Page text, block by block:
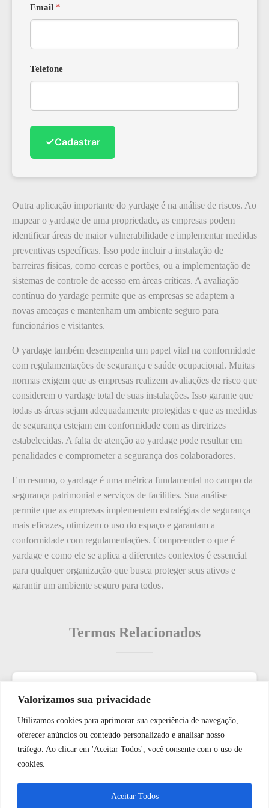
Valorizamos sua privacidade
Utilizamos cookies para aprimorar sua experiência de navegação,
oferecer anúncios ou conteúdo personalizado e analisar nosso
tráfego. Ao clicar em 'Aceitar Todos', você consente com o uso de
cookies.
Aceitar Todos
Email *
Telefone
✓Cadastrar
Outra aplicação importante do yardage é na análise de riscos. Ao
mapear o yardage de uma propriedade, as empresas podem
identificar áreas de maior vulnerabilidade e implementar medidas
preventivas específicas. Isso pode incluir a instalação de
barreiras físicas, como cercas e portões, ou a implementação de
sistemas de controle de acesso em áreas críticas. A avaliação
contínua do yardage permite que as empresas se adaptem a
novas ameaças e mantenham um ambiente seguro para
funcionários e visitantes.
O yardage também desempenha um papel vital na conformidade
com regulamentações de segurança e saúde ocupacional. Muitas
normas exigem que as empresas realizem avaliações de risco que
considerem o yardage total de suas instalações. Isso garante que
todas as áreas sejam adequadamente protegidas e que as medidas
de segurança estejam em conformidade com as diretrizes
estabelecidas. A falta de atenção ao yardage pode resultar em
penalidades e comprometer a segurança dos colaboradores.
Em resumo, o yardage é uma métrica fundamental no campo da
segurança patrimonial e serviços de facilities. Sua análise
permite que as empresas implementem estratégias de segurança
mais eficazes, otimizem o uso do espaço e garantam a
conformidade com regulamentações. Compreender o que é
yardage e como ele se aplica a diferentes contextos é essencial
para qualquer organização que busca proteger seus ativos e
garantir um ambiente seguro para todos.
Termos Relacionados
O que é: Leitor de Impressão Digital de Rede de Segurança
de Rede Biométrica
O que é: Jornal de Dados de Controle de Acesso
O que é: controle automatizado
WhatsApp JF Tech
Vamos conversar e descobrir como
podemos ajudá-lo hoje?